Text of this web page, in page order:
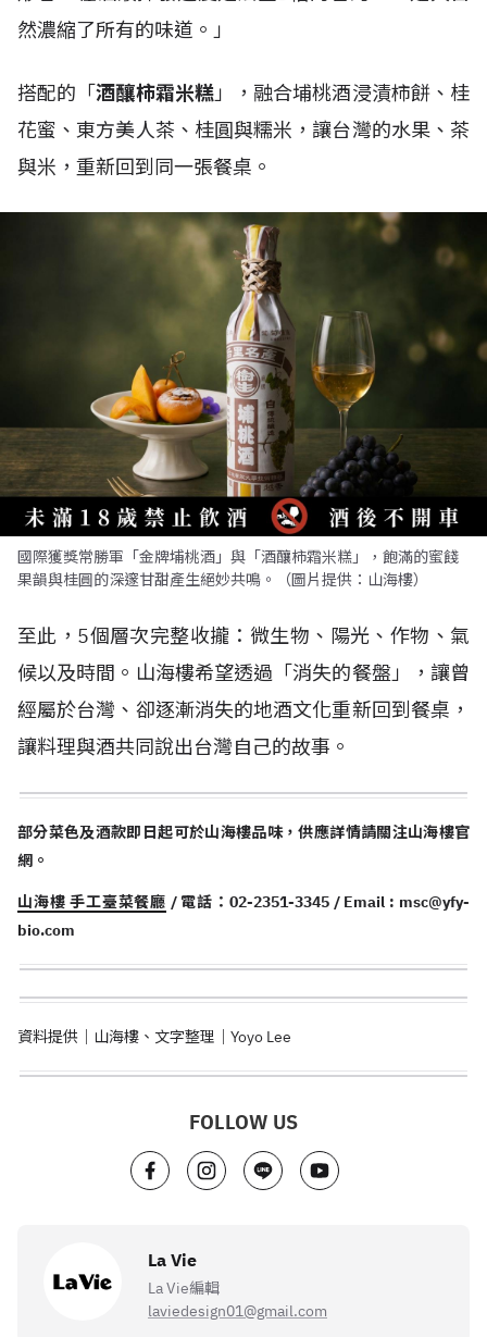
然濃縮了所有的味道。」
搭配的「酒釀柿霜米糕」，融合埔桃酒浸漬柿餅、桂
花蜜、東方美人茶、桂圓與糯米，讓台灣的水果、茶
與米，重新回到同一張餐桌。
國際獲獎常勝軍「金牌埔桃酒」與「酒釀柿霜米糕」，飽滿的蜜餞
果韻與桂圓的深邃甘甜產生絕妙共鳴。（圖片提供：山海樓）
至此，5個層次完整收攏：微生物、陽光、作物、氣
候以及時間。山海樓希望透過「消失的餐盤」，讓曾
經屬於台灣、卻逐漸消失的地酒文化重新回到餐桌，
讓料理與酒共同說出台灣自己的故事。
部分菜色及酒款即日起可於山海樓品味，供應詳情請關注山海樓官
網。
山海樓 手工臺菜餐廳 / 電話：02-2351-3345 / Email : msc@yfy-
bio.com
資料提供｜山海樓、文字整理｜Yoyo Lee
FOLLOW US
La Vie
La Vie編輯
laviedesign01@gmail.com